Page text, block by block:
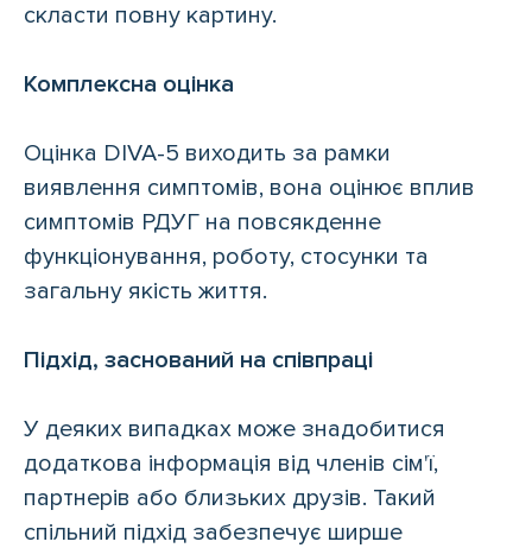
скласти повну картину.
Комплексна оцінка
Оцінка DIVA-5 виходить за рамки
виявлення симптомів, вона оцінює вплив
симптомів РДУГ на повсякденне
функціонування, роботу, стосунки та
загальну якість життя.
Підхід, заснований на співпраці
У деяких випадках може знадобитися
додаткова інформація від членів сім'ї,
партнерів або близьких друзів. Такий
спільний підхід забезпечує ширше